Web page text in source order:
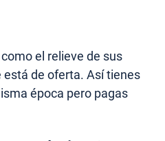
el relieve de sus
está de oferta. Así tienes
época pero pagas